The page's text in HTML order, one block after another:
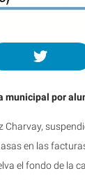
municipal por
Charvay,
en las
el fondo de la